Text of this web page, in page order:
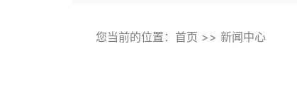
您当前的位置： 首页 >> 新闻中心